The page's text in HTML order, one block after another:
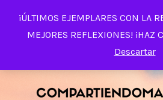
¡ÚLTIMOS EJEMPLARES CON LA
MEJORES REFLEXIONES! ¡HAZ
Descartar
contenido